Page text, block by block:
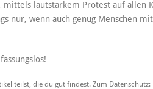
mittels lautstarkem Protest auf allen
nur, wenn auch genug Menschen
teilst, die du gut findest. Zum Datenschutz: